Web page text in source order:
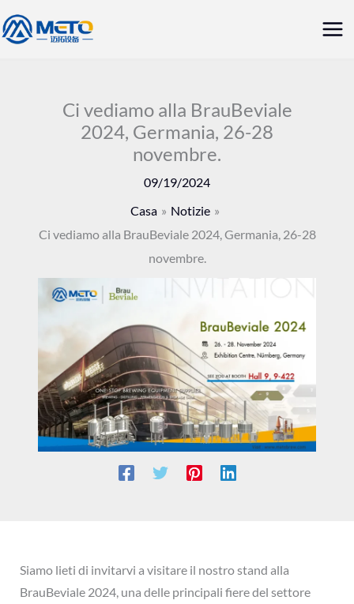
Vai
al
Ci vediamo alla BrauBeviale
2024, Germania, 26-28
novembre.
09/19/2024
Casa
Notizie
Ci vediamo alla BrauBeviale 2024, Germania, 26-28
novembre.
Siamo lieti di invitarvi a visitare il nostro stand alla
BrauBeviale 2024, una delle principali fiere del settore